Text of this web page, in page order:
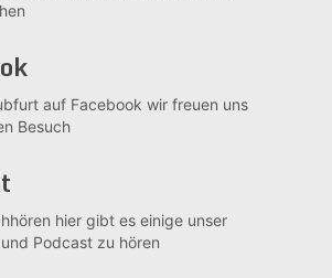
auf Facebook wir freuen uns
Besuch
hier gibt es einige unser
Podcast zu hören